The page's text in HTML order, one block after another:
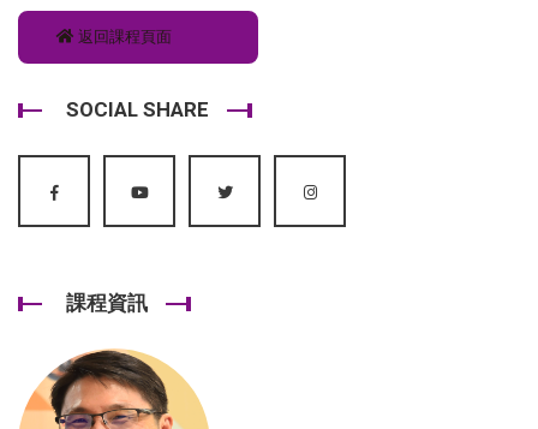
返回課程頁面
SOCIAL SHARE
課程資訊